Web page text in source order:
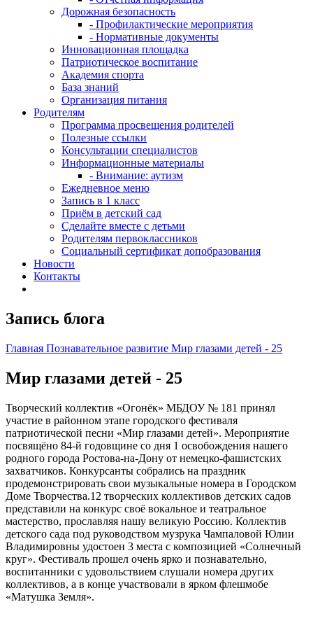
Дорожная безопасность
- Профилактические мероприятия
- Нормативные документы
Инновационная площадка
Патриотическое воспитание
Академия спорта
База знаний
Организация питания
Родителям
Программа просвещения родителей
Полезные ссылки
Консультации специалистов
Информационные материалы
- Внимание: аутизм
Ежедневное меню
Запись в 1 класс
Приём в детский сад
Сделайте вместе с детьми
Родителям первоклассников
Социальный сертификат допобразования
Новости
Контакты
Запись блога
Главная Познавательное развитие Мир глазами детей - 25
Мир глазами детей - 25
Творческий коллектив «Огонёк» МБДОУ № 181 принял
участие в районном этапе городского фестиваля
патриотической песни «Мир глазами детей». Мероприятие
посвящёно 84-й годовщине со дня 1 освобождения нашего
родного города Ростова-на-Дону от немецко-фашистских
захватчиков. Конкурсанты собрались на праздник
продемонстрировать свои музыкальные номера в Городском
Доме Творчества.12 творческих коллективов детских садов
представили на конкурс своё вокальное и театральное
мастерство, прославляя нашу великую Россию. Коллектив
детского сада под руководством музрука Чампаловой Юлии
Владимировны удостоен 3 места с композицией «Солнечный
круг». Фестиваль прошел очень ярко и познавательно,
воспитанники с удовольствием слушали номера других
коллективов, а в конце участвовали в ярком флешмобе
«Матушка Земля».